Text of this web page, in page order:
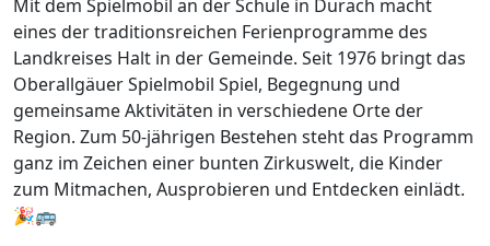
Mit dem Spielmobil an der Schule in Durach macht
eines der traditionsreichen Ferienprogramme des
Landkreises Halt in der Gemeinde. Seit 1976 bringt das
Oberallgäuer Spielmobil Spiel, Begegnung und
gemeinsame Aktivitäten in verschiedene Orte der
Region. Zum 50-jährigen Bestehen steht das Programm
ganz im Zeichen einer bunten Zirkuswelt, die Kinder
zum Mitmachen, Ausprobieren und Entdecken einlädt.
🎉🚌